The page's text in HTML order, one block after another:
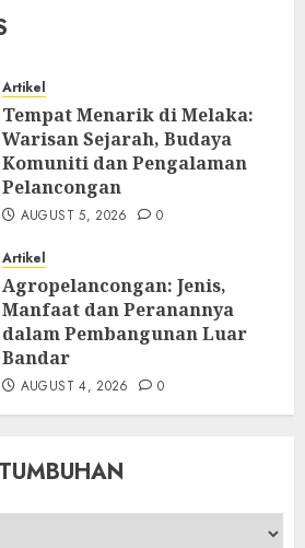
Artikel
Tempat Menarik di Melaka:
Warisan Sejarah, Budaya
Komuniti dan Pengalaman
Pelancongan
AUGUST 5, 2026 0
Artikel
Agropelancongan: Jenis,
Manfaat dan Peranannya
dalam Pembangunan Luar
Bandar
AUGUST 4, 2026 0